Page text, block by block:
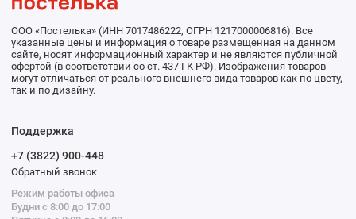
ООО «Постелька» (ИНН 7017486222, ОГРН 1217000006816). Все
указанные цены и информация о товаре размещенная на данном
сайте, носят информационный характер и не являются публичной
офертой (в соответствии со ст. 437 ГК РФ). Изображения товаров
могут отличаться от реального внешнего вида товаров как по цвету,
так и по дизайну.
Поддержка
+7 (3822) 900-448
Обратный звонок
Режим работы офиса
Будни с 8:00 до 17:00